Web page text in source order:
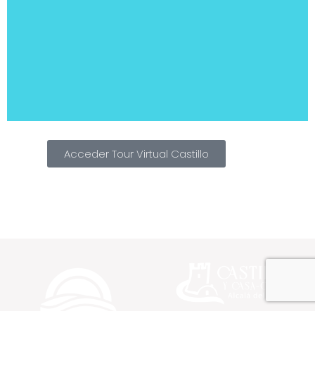
Acceder Tour Virtual Castillo